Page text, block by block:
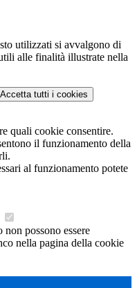
utilizzati si avvalgono di
alle finalità illustrate nella
Accetta tutti i cookies
quali cookie consentire.
il funzionamento della
al funzionamento potete
possono essere
nella pagina della cookie